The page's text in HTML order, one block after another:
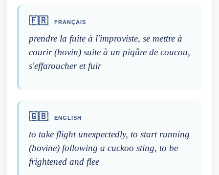
🇫🇷 FRANÇAIS
prendre la fuite à l'improviste, se mettre à
courir (bovin) suite à un piqûre de coucou,
s'effaroucher et fuir
🇬🇧 ENGLISH
to take flight unexpectedly, to start running
(bovine) following a cuckoo sting, to be
frightened and flee